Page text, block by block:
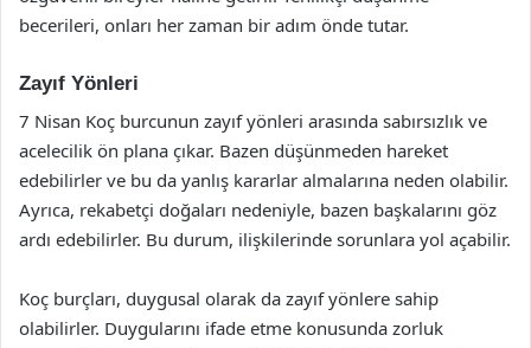
becerileri, onları her zaman bir adım önde tutar.
Zayıf Yönleri
7 Nisan Koç burcunun zayıf yönleri arasında sabırsızlık ve
acelecilik ön plana çıkar. Bazen düşünmeden hareket
edebilirler ve bu da yanlış kararlar almalarına neden olabilir.
Ayrıca, rekabetçi doğaları nedeniyle, bazen başkalarını göz
ardı edebilirler. Bu durum, ilişkilerinde sorunlara yol açabilir.
Koç burçları, duygusal olarak da zayıf yönlere sahip
olabilirler. Duygularını ifade etme konusunda zorluk